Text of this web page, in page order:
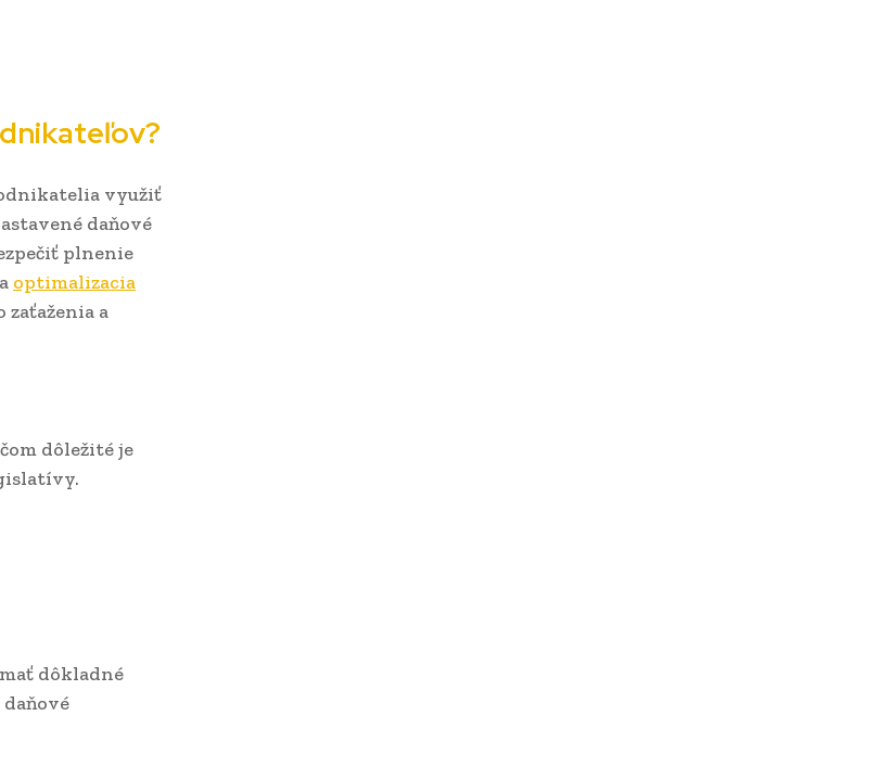
využiť
daňové
plnenie
optimalizacia
zaťaženia a
dôležité je
dôkladné